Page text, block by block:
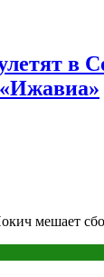
в
мешает